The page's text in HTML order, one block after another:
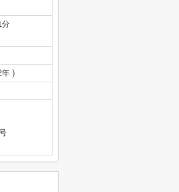
分
年 )